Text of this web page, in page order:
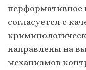
перформативное
согласуется с
направлены на
механизмов